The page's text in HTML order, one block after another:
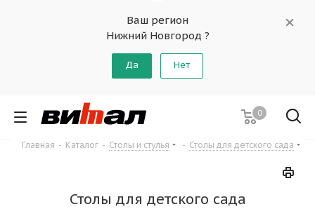
Ваш регион
Нижний Новгород ?
Да Нет
0
Главная - Каталог - Столы и стулья - Столы для детского сада
Столы для детского сада